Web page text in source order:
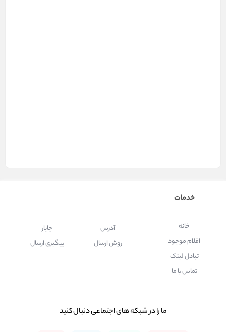
خدمات
خانه
اقلام موجود
تبادل لینک
تماس با ما
آدرس
روش ارسال
چاپار
پیگیری ارسال
ما را در شبكه های اجتماعی دنبال کنید